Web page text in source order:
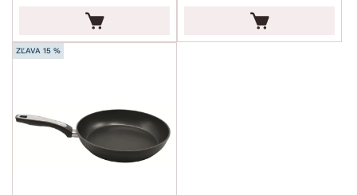
ZĽAVA 15 %